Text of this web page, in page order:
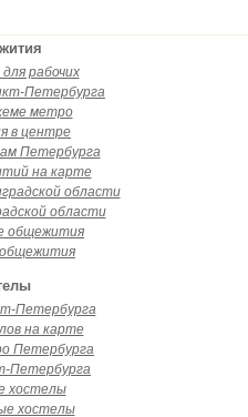
рабочих
Петербурга
метро
в центре
Петербурга
на карте
области
области
общежития
Петербурга
на карте
Петербурга
Петербурга
хостелы
хостелы